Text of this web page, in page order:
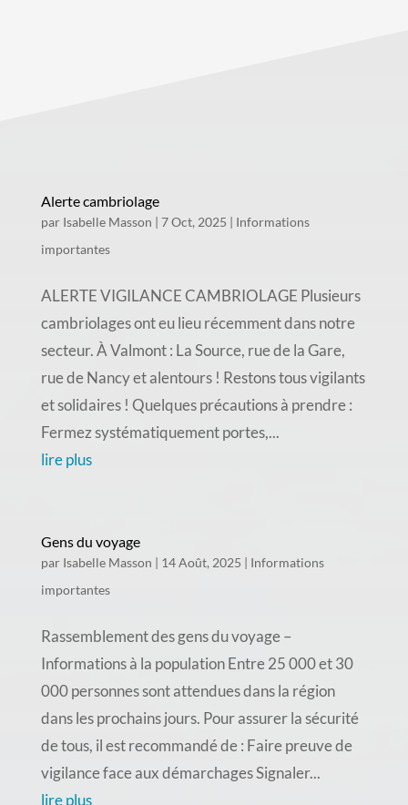
Alerte cambriolage
par Isabelle Masson | 7 Oct, 2025 | Informations
importantes
ALERTE VIGILANCE CAMBRIOLAGE Plusieurs
cambriolages ont eu lieu récemment dans notre
secteur. À Valmont : La Source, rue de la Gare,
rue de Nancy et alentours ! Restons tous vigilants
et solidaires ! Quelques précautions à prendre :
Fermez systématiquement portes,...
lire plus
Gens du voyage
par Isabelle Masson | 14 Août, 2025 | Informations
importantes
Rassemblement des gens du voyage –
Informations à la population Entre 25 000 et 30
000 personnes sont attendues dans la région
dans les prochains jours. Pour assurer la sécurité
de tous, il est recommandé de : Faire preuve de
vigilance face aux démarchages Signaler...
lire plus